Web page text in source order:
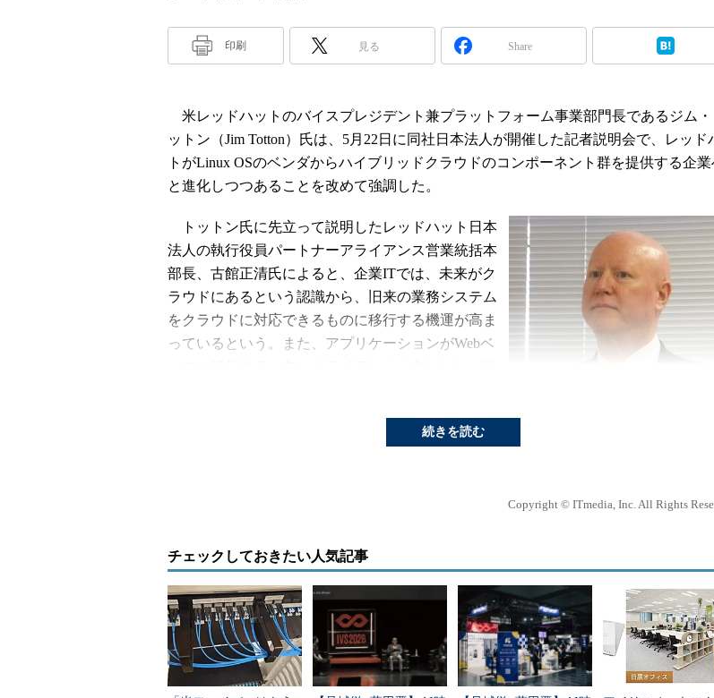
印刷 見る Share
米レッドハットのバイスプレジデント兼プラットフォーム事業部門長であるジム・
ットン（Jim Totton）氏は、5月22日に同社日本法人が開催した記者説明会で、レッド
トがLinux OSのベンダからハイブリッドクラウドのコンポーネント群を提供する企
と進化しつつあることを改めて強調した。
フォーム事業部門長であるジム・トット
トットン氏に先立って説明したレッドハット日本
法人の執行役員パートナーアライアンス営業統括本
部長、古館正清氏によると、企業ITでは、未来がク
ラウドにあるという認識から、旧来の業務システム
をクラウドに対応できるものに移行する機運が高ま
っているという。また、アプリケーションがWebベ
プリケーションやデータを、その要件に応じて社内データセンターおよび社外のクラ
ドサービスに柔軟に配置しながら統合管理できる環境が不可欠とする。同社はオー
ソースベースのハイブリッドクラウド構築コンポーネント群（OS／仮想化、クラウ
用基盤、ストレージソフトウェア、ミドルウェアなど）を推進していくことで、企
における課題の解決に貢献できるとする。
オープンソースベースのクラウド運用基盤技術であるOpenStackについても、「（
続きを読む
Copyright © ITmedia, Inc. All Rights
チェックしておきたい人気記事